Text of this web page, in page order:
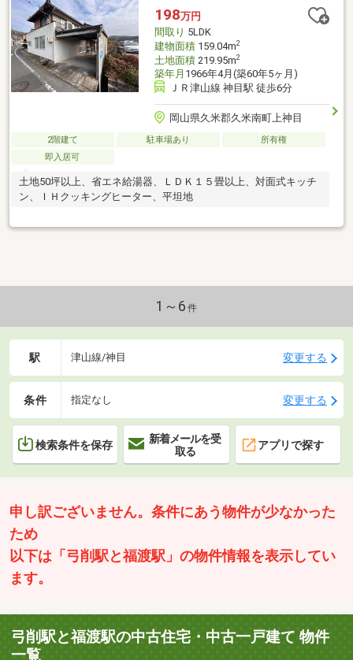
地ご案内受付中です！ハウスドゥ岡山奥田までお気軽にお問い合
わせください。0800-811-6089 198万円
間取り 5LDK
建物面積159.04m2
土地面積219.95m2
築年月 1966年4月(築60年5ヶ月)
ＪＲ津山線 神目駅 徒歩6分
岡山県久米郡久米南町上神目
2階建て 駐車場あり
所有権
即入居可
土地50坪以上、省エネ給湯器、ＬＤＫ１５畳以上、対面式キッチ
ン、ＩＨクッキングヒーター、平坦地
1～6 件
駅 津山線/神目 変更する
条件 指定なし 変更する
検索条件を保存
新着メールを受
取る
アプリで探す
申し訳ございません。条件にあう物件が少なかった
ため
以下は「弓削駅と福渡駅」の物件情報を表示してい
ます。
弓削駅と福渡駅の中古住宅・中古一戸建て 物件
一覧